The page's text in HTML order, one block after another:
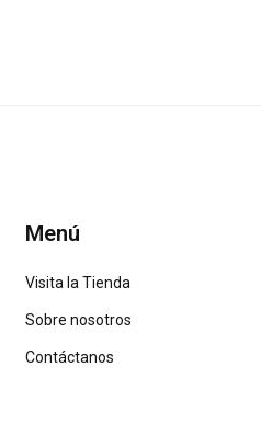
Menú
Visita la Tienda
Sobre nosotros
Contáctanos